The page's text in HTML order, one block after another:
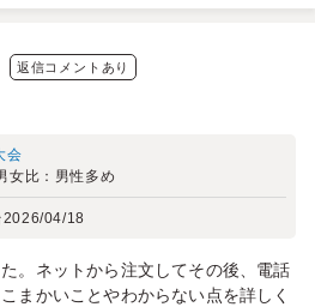
返信コメントあり
会
女比： 男性多め
2026/04/18
。ネットから注文してその後、電話
まかいことやわからない点を詳しく